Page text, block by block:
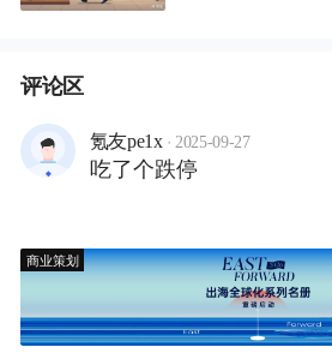
评论区
氪友pe1x · 2025-09-27
吃了个跌停
商业策划